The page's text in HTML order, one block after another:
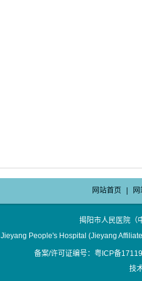
网站首页
揭阳市人民医院
Jieyang People's Hospital (Jieyang
备案/许可证编号：粤ICP备
技